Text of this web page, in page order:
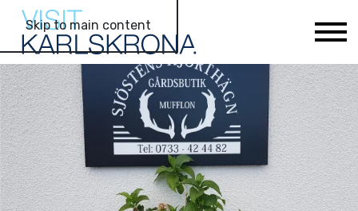
Skip to main content